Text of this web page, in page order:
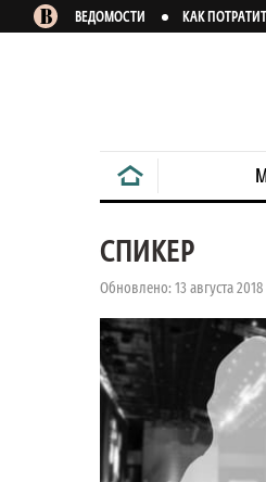
ВЕДОМОСТИ КАК
СПИКЕР
Обновлено: 13 августа 2018